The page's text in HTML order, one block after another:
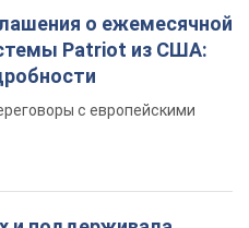
о ежемесячной
Patriot из США:
с европейскими